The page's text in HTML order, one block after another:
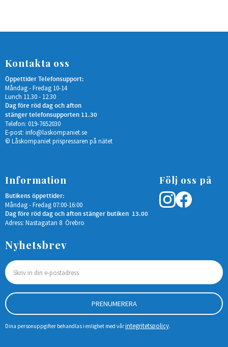
Kontakta oss
Öppettider Telefonsupport:
Måndag - Fredag 10-14
Lunch 11.30 - 12.30
Dag före röd dag och afton
stänger telefonsupporten 11.30
Telefon: 019-7652030
E-post: info@laskompaniet.se
© Låskompaniet prispressaren på nätet
Information
Butikens öppettider:
Måndag - Fredag 07:00-16:00
Dag före röd dag och afton stänger butiken 13.00
Adress: Nastagatan 8 Örebro
Följ oss på
Nyhetsbrev
PRENUMERERA
Dina personuppgifter behandlas i enlighet med vårintegritetspolicy.